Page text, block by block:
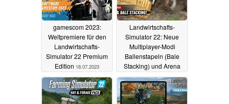
gamescom 2023:
Weltpremiere für den
Landwirtschafts-
Simulator 22 Premium
Edition 18.07.2023
Landwirtschafts-
Simulator 22: Neue
Multiplayer-Modi
Ballenstapeln (Bale
Stacking) und Arena
12.06.2023